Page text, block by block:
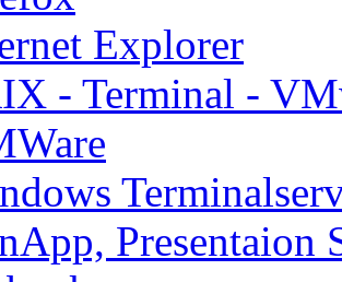
Explorer
- Terminal -
Presentaion